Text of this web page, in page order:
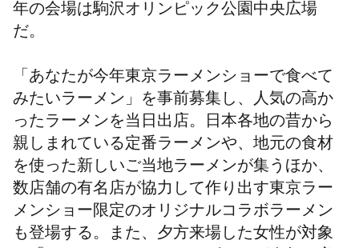
年の会場は駒沢オリンピック公園中央広場
だ。
「あなたが今年東京ラーメンショーで食べて
みたいラーメン」を事前募集し、人気の高か
ったラーメンを当日出店。日本各地の昔から
親しまれている定番ラーメンや、地元の食材
を使った新しいご当地ラーメンが集うほか、
数店舗の有名店が協力して作り出す東京ラー
メンショー限定のオリジナルコラボラーメン
も登場する。また、夕方来場した女性が対象